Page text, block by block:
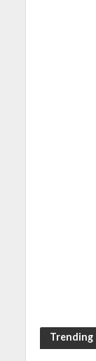
Trending